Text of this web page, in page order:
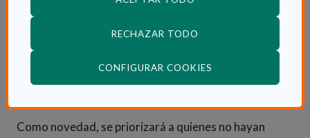
RECHAZAR TODO
CONFIGURAR COOKIES
El programa mantiene 350 plazas gratuitas
destinadas a cuidadores no profesionales de
personas dependientes, reconociendo la necesidad
de descanso y autocuidado de quienes desempeñan
Como novedad, se priorizará a quienes no hayan